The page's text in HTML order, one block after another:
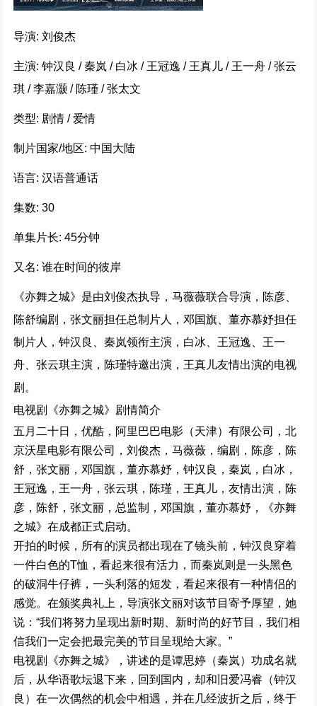
惊弦
千香引 (2025)
222438次播放
191727次播放
童话故事下集 (2024)
166090次播放
平凡之路
164277次播放
大河之水 (2025)
159897次播放
导演: 刘俊杰
主演: 钟汉良 / 秦岚 / 白冰 / 王冠逸 / 王真儿 / 王一舟 / 张云
琪 / 李嘉灏 / 陈瑾 / 张太文
类型: 剧情 / 爱情
制片国家/地区: 中国大陆
语言: 汉语普通话
集数: 30
单集片长: 45分钟
又名: 谁在时间的彼岸
《亦舞之城》是由刘俊杰执导，马薇薇联合导演， 陈彦
陈舒编剧，张文丽担任总制片人，邓国旗 、董亦慕妤担任
制片人，钟汉良 、秦岚领衔主演， 白冰 王冠逸 、王一
舟、张云琪主演， 陈瑾特邀出演， 王真儿友情出演的电视
剧。
电视剧《亦舞之城》剧情简介
五 月 二十日，优酷，阿里巴巴电影（天津）有限公司 ，北
京沃星电影有限公司，刘俊杰，马薇薇 ，编剧 ，陈彦 ， 陈
舒，张文丽，邓国旗 ，董亦慕妤，钟汉良 ，秦岚，白冰 ，
王冠逸 ， 王一舟 ，张云琪，陈瑾，王真儿 ，友情出演 ，陈
彦，陈舒，张文丽，总监制，邓国旗，董亦慕妤，
《亦舞
之城》在成都正式启动。
开拍的时候 ， 所有的演员都出现在了镜头前 ，钟汉良穿着
一件白色的T恤 ，看起来很有活力 ，而秦岚则是一头黑色
的破洞牛仔裤 ，一头利落的短发，看起来很有一种情侣的
感觉。在颁奖典礼 上，导演张文丽对该节目寄予厚望 ，她
说：“我们将努力呈现出新时期、 新时尚的好节目 ，我们相
信我们一定会把最完美的节目呈现给大家。”
电视剧《亦舞之城》
，讲述的是谭思婷（秦岚）功成名就
后，从华语歌坛退下来，回到 国内 ，却和旧爱冯睿（钟汉
良）在一次偶然的机会中相遇 ，并在几经波折之 后 ，终于